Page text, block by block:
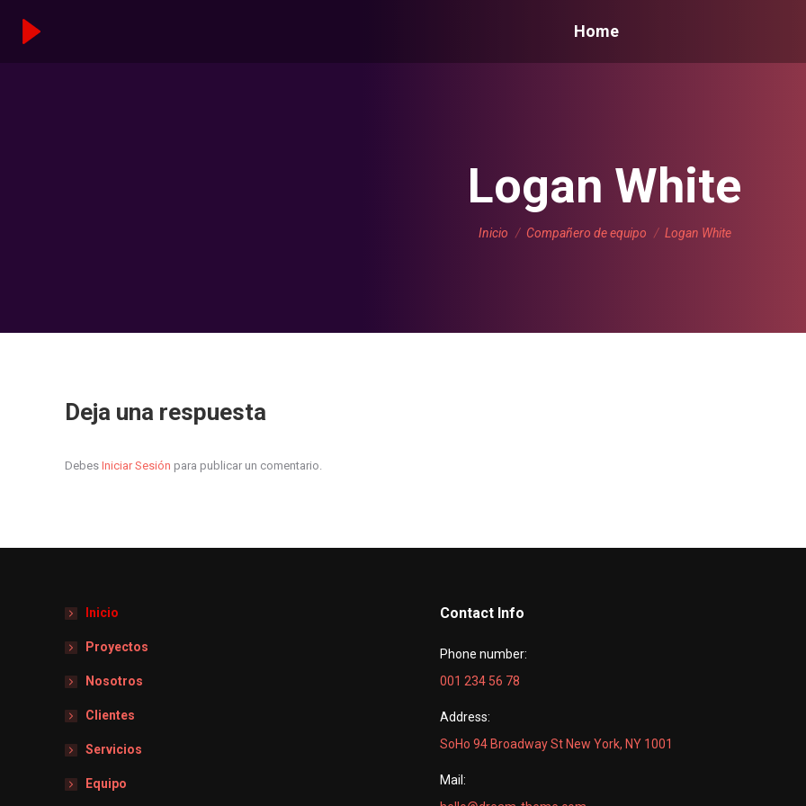
Home
Logan White
Estás aquí:
Inicio Compañero de equipo Logan White
Deja una respuesta
Debes Iniciar Sesión para publicar un comentario.
Inicio
Proyectos
Nosotros
Clientes
Servicios
Equipo
Contact Info
Phone number:
001 234 56 78
Address:
SoHo 94 Broadway St New York, NY 1001
Mail: